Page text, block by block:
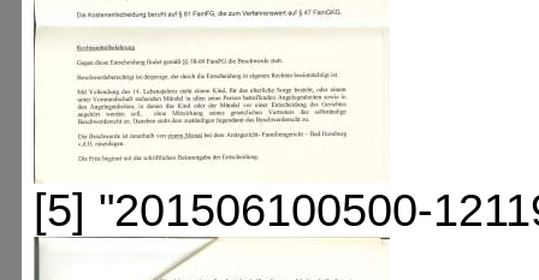
[5] "201506100500-